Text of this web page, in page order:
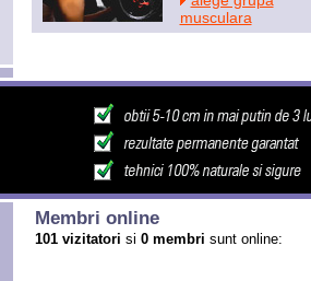
musculara
Membri online
101 vizitatori si 0 membri sunt online: